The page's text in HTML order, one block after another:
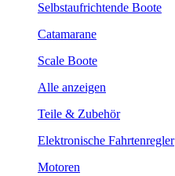
Selbstaufrichtende Boote
Catamarane
Scale Boote
Alle anzeigen
Teile & Zubehör
Elektronische Fahrtenregler
Motoren